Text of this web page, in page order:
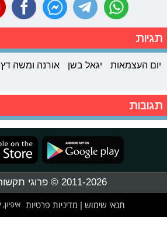
תגיות
יום העצמאות יגאל בשן אורנה ומשה דץ
תגובות
2011-2026 © פרוגי תקשורת בע"מ
תנאי שימוש מדיניות פרטיות